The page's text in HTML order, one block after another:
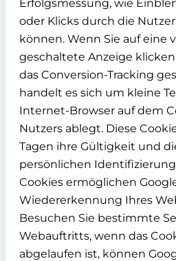
Erfolgsmessung, wie
oder Klicks durch die
können. Wenn Sie auf eine
geschaltete Anzeige
das Conversion-Tracking
handelt es sich um kleine
Internet-Browser auf dem
Nutzers ablegt. Diese
Tagen ihre Gültigkeit und
persönlichen
Cookies ermöglichen
Wiedererkennung Ihres
Besuchen Sie bestimmte
Webauftritts, wenn das
abgelaufen ist, können